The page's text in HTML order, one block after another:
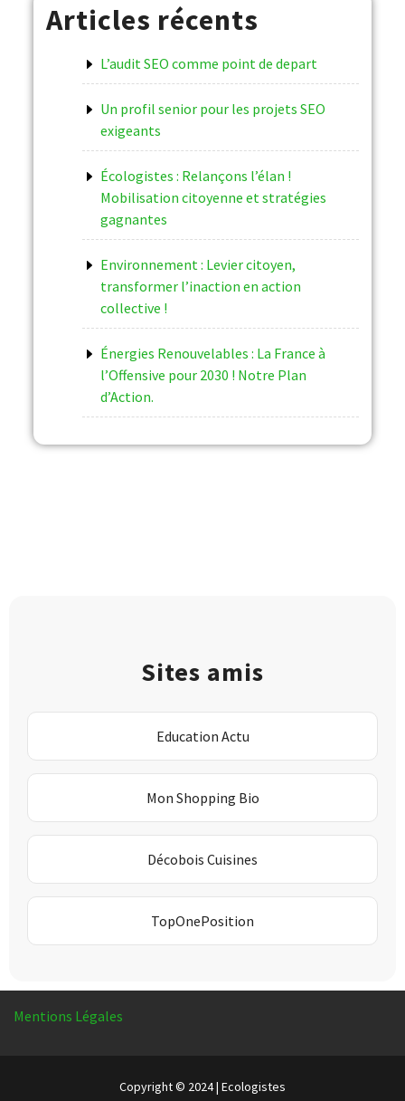
Articles récents
L’audit SEO comme point de depart
Un profil senior pour les projets SEO
exigeants
Écologistes : Relançons l’élan !
Mobilisation citoyenne et stratégies
gagnantes
Environnement : Levier citoyen,
transformer l’inaction en action
collective !
Énergies Renouvelables : La France à
l’Offensive pour 2030 ! Notre Plan
d’Action.
Sites amis
Education Actu
Mon Shopping Bio
Décobois Cuisines
TopOnePosition
Mentions Légales
Copyright © 2024 | Ecologistes